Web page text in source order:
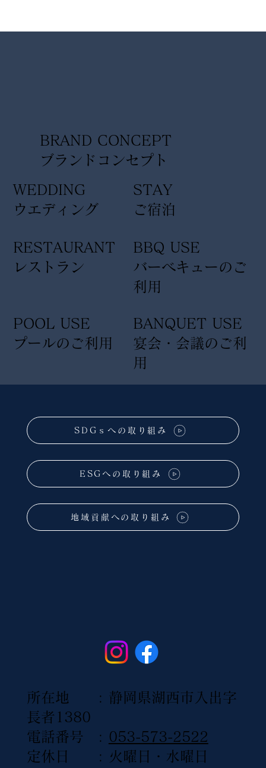
WEDDING
ウエディング
BBQ USE
バーベキューのご
利用
STAY
ご宿泊
RESTAURANT
レストラン
プールのご利用
POOL USE
宴会・会議のご利
用
BANQUET USE
BRAND CONCEPT
​ブランドコンセプト
所在地 : 静岡県湖西市入出字
長者1380
電話番号 : 053-573-2522
定休日 : 火曜日・水曜日
SDGｓへの取り組み
ESGへの取り組み
地域貢献への取り組み